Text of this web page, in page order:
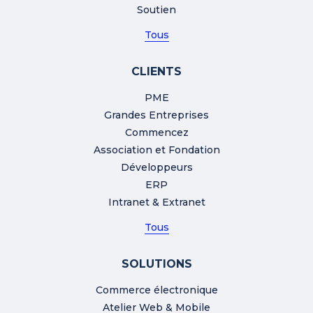
Soutien
Tous
CLIENTS
PME
Grandes Entreprises
Commencez
Association et Fondation
Développeurs
ERP
Intranet & Extranet
Tous
SOLUTIONS
Commerce électronique
Atelier Web & Mobile